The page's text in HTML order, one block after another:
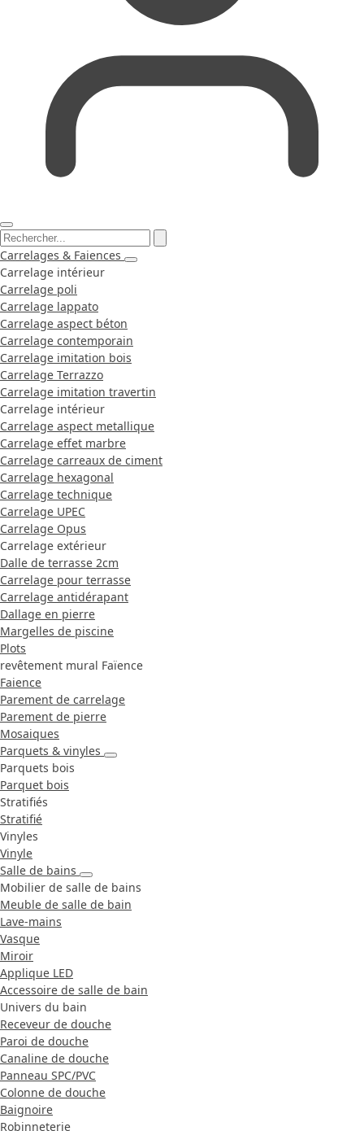
Carrelages & Faiences
Carrelage intérieur
Carrelage poli
Carrelage lappato
Carrelage aspect béton
Carrelage contemporain
Carrelage imitation bois
Carrelage Terrazzo
Carrelage imitation travertin
Carrelage intérieur
Carrelage aspect metallique
Carrelage effet marbre
Carrelage carreaux de ciment
Carrelage hexagonal
Carrelage technique
Carrelage UPEC
Carrelage Opus
Carrelage extérieur
Dalle de terrasse 2cm
Carrelage pour terrasse
Carrelage antidérapant
Dallage en pierre
Margelles de piscine
Plots
revêtement mural Faïence
Faience
Parement de carrelage
Parement de pierre
Mosaiques
Parquets & vinyles
Parquets bois
Parquet bois
Stratifiés
Stratifié
Vinyles
Vinyle
Salle de bains
Mobilier de salle de bains
Meuble de salle de bain
Lave-mains
Vasque
Miroir
Applique LED
Accessoire de salle de bain
Univers du bain
Receveur de douche
Paroi de douche
Canaline de douche
Panneau SPC/PVC
Colonne de douche
Baignoire
Robinneterie